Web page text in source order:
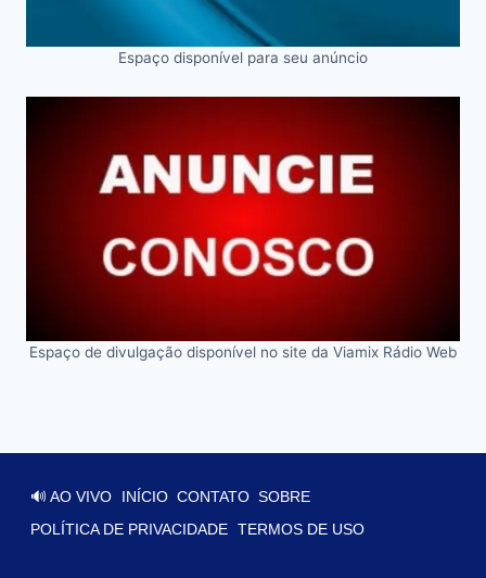
Espaço disponível para seu anúncio
Espaço de divulgação disponível no site da Viamix Rádio Web
🔊 AO VIVO INÍCIO CONTATO SOBRE
POLÍTICA DE PRIVACIDADE TERMOS DE USO